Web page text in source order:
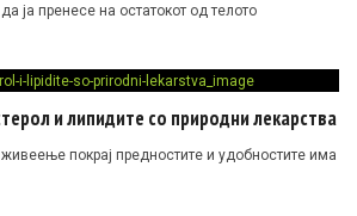
ја пренесе на остатокот од телото
и липидите со природни лекарства
покрај предностите и удобностите има